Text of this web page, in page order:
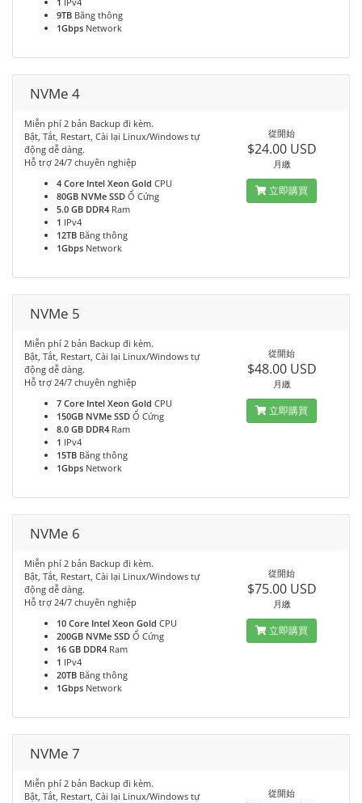
9TB Băng thông
1Gbps Network
NVMe 4
Miễn phí 2 bản Backup đi kèm.
Bật, Tắt, Restart, Cài lại Linux/Windows tự
động dễ dàng.
Hỗ trợ 24/7 chuyên nghiệp
4 Core Intel Xeon Gold CPU
80GB NVMe SSD Ổ Cứng
5.0 GB DDR4 Ram
1 IPv4
12TB Băng thông
1Gbps Network
從開始
$24.00 USD
月繳
立即購買
NVMe 5
Miễn phí 2 bản Backup đi kèm.
Bật, Tắt, Restart, Cài lại Linux/Windows tự
động dễ dàng.
Hỗ trợ 24/7 chuyên nghiệp
7 Core Intel Xeon Gold CPU
150GB NVMe SSD Ổ Cứng
8.0 GB DDR4 Ram
1 IPv4
15TB Băng thông
1Gbps Network
從開始
$48.00 USD
月繳
立即購買
NVMe 6
Miễn phí 2 bản Backup đi kèm.
Bật, Tắt, Restart, Cài lại Linux/Windows tự
động dễ dàng.
Hỗ trợ 24/7 chuyên nghiệp
10 Core Intel Xeon Gold CPU
200GB NVMe SSD Ổ Cứng
16 GB DDR4 Ram
1 IPv4
20TB Băng thông
1Gbps Network
從開始
$75.00 USD
月繳
立即購買
NVMe 7
Miễn phí 2 bản Backup đi kèm.
Bật, Tắt, Restart, Cài lại Linux/Windows tự
從開始